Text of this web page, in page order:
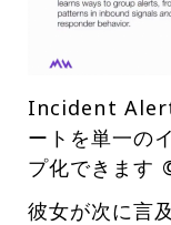
Incident
ートを単一の
プ化できま
彼女が次に言